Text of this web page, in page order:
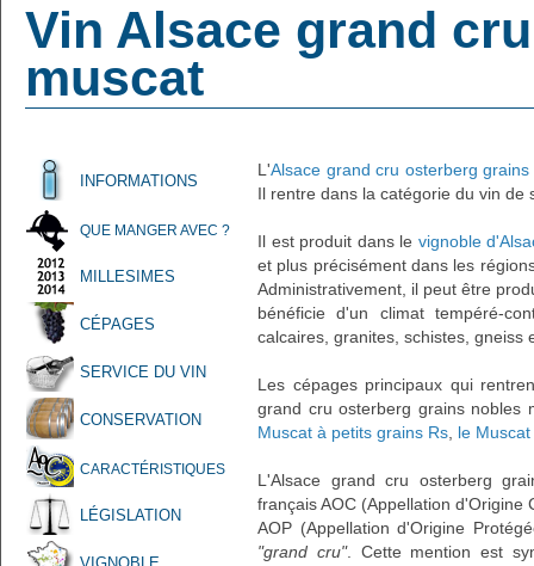
Vin Alsace grand
muscat
INFORMATIONS
QUE MANGER AVEC ?
MILLESIMES
CÉPAGES
SERVICE DU VIN
CONSERVATION
CARACTÉRISTIQUES
LÉGISLATION
L'Alsace grand cru osterberg
Il rentre dans la catégorie du vin de
Il est produit dans le vignoble
et plus précisément dans les
Administrativement, il peut être
bénéficie d'un climat tempéré-
calcaires, granites, schistes, gneiss
Les cépages principaux qui
grand cru osterberg grains nobles
Muscat à petits grains Rs le
L'Alsace grand cru osterberg
français AOC (Appellation
AOP (Appellation d'Origine
"grand cru". Cette mention est